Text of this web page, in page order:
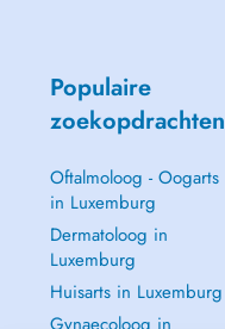
Populaire
zoekopdrachten
Oftalmoloog - Oogarts
in Luxemburg
Dermatoloog in
Luxemburg
Huisarts in Luxemburg